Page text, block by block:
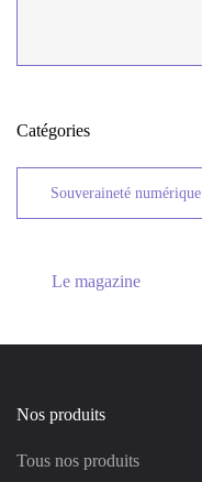
Catégories
Souveraineté numérique
Le magazine
Nos produits
Tous nos produits